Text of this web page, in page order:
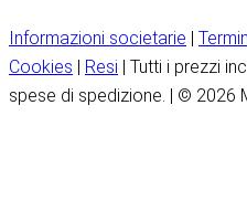
Informazioni societarie |
Cookies | Resi | Tutti i prezzi
spese di spedizione. | © 2026